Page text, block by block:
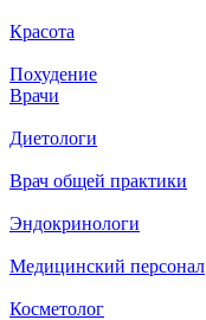
Красота
Похудение
Врачи
Диетологи
Врач общей практики
Эндокринологи
Медицинский персонал
Косметолог